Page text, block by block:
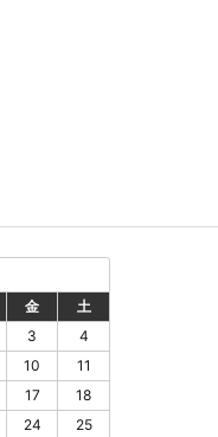
金
土
3
4
10
11
17
18
24
25